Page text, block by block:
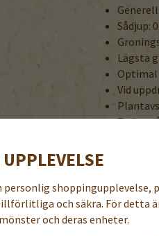
Sådjup:
Lägsta
Optimal
Vid
Denna sort
Se till att
Avblada i tid.
personlig shoppingupplevelse,
och säkra. För detta
och deras enheter.